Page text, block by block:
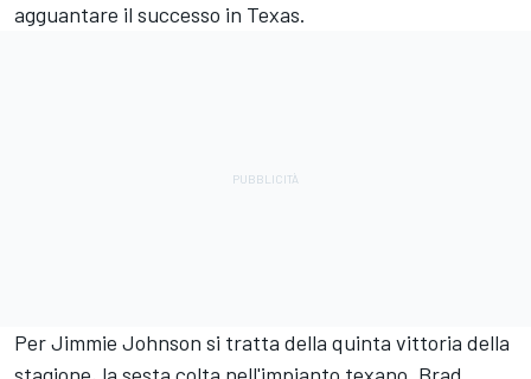
agguantare il successo in Texas.
Per Jimmie Johnson si tratta della quinta vittoria della